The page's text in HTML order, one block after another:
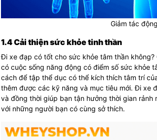
Giảm tác
1.4 Cải thiện sức khỏe tinh thần
Đi xe đạp có tốt cho sức khỏe tâm thần
có cuộc sống năng động có điểm số sức khỏe
cách để tập thể dục có thể kích thích tâm trí
thêm được các kỹ năng và mục tiêu mới. Đi xe
và đồng thời giúp bạn tận hưởng thời gian
với những người bạn có cùng sở thích.